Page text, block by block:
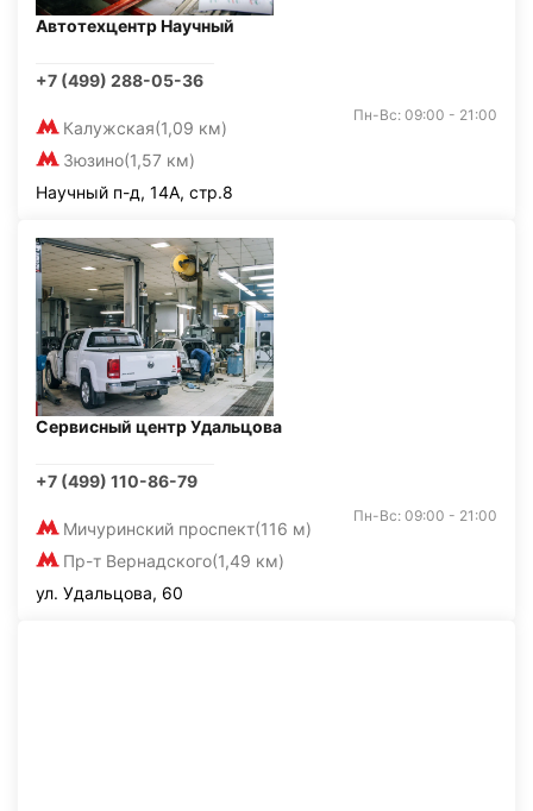
Автотехцентр Научный
+7 (499) 288-05-36
Калужская(1,09 км)
Зюзино(1,57 км)
Пн-Вс: 09:00 - 21:00
Научный п-д, 14А, стр.8
Сервисный центр Удальцова
+7 (499) 110-86-79
Мичуринский проспект(116 м)
Пр-т Вернадского(1,49 км)
Пн-Вс: 09:00 - 21:00
ул. Удальцова, 60